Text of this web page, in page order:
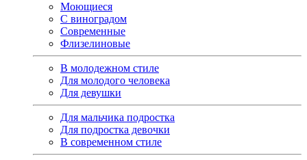
Моющиеся
С виноградом
Современные
Флизелиновые
В молодежном стиле
Для молодого человека
Для девушки
Для мальчика подростка
Для подростка девочки
В современном стиле